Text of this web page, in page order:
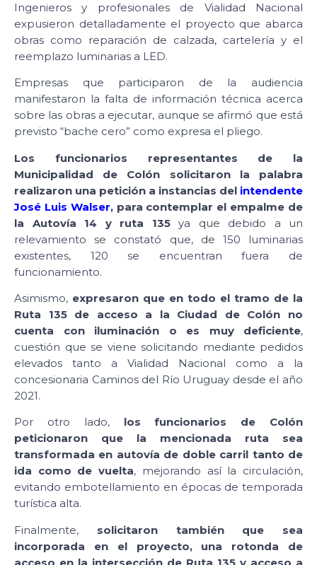
Ingenieros y profesionales de Vialidad Nacional
expusieron detalladamente el proyecto que abarca
obras como reparación de calzada, cartelería y el
reemplazo luminarias a LED.
Empresas que participaron de la audiencia
manifestaron la falta de información técnica acerca
sobre las obras a ejecutar, aunque se afirmó que está
previsto “bache cero” como expresa el pliego.
Los funcionarios representantes de la
Municipalidad de Colón solicitaron la palabra
realizaron una petición a instancias del intendente
José Luis Walser, para contemplar el empalme de
la Autovía 14 y ruta 135ya que debido a un
relevamiento se constató que, de 150 luminarias
existentes, 120 se encuentran fuera de
funcionamiento.
Asimismo, expresaron que en todo el tramo de la
Ruta 135 de acceso a la Ciudad de Colón no
cuenta con iluminación o es muy deficiente,
cuestión que se viene solicitando mediante pedidos
elevados tanto a Vialidad Nacional como a la
concesionaria Caminos del Río Uruguay desde el año
2021.
Por otro lado, los funcionarios de Colón
peticionaron que la mencionada ruta sea
transformada en autovía de doble carril tanto de
ida como de vuelta, mejorando así la circulación,
evitando embotellamiento en épocas de temporada
turística alta.
Finalmente, solicitaron también que sea
incorporada en el proyecto, una rotonda de